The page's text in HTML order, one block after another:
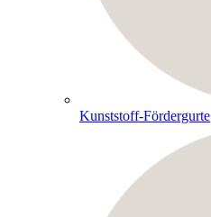
Kunststoff-Fördergurte